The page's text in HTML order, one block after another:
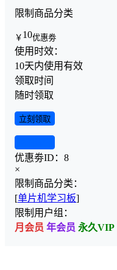
限制商品分类
￥ 10优惠劵
使用时效：
10天内使用有效
领取时间
随时领取
立刻领取
优惠劵ID： 8
×
限制商品分类：
[单片机学习板]
限制用户组：
月会员 年会员 永久VIP